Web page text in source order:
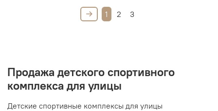
1 2 3
Продажа детского спортивного
комплекса для улицы
Детские спортивные комплексы для улицы